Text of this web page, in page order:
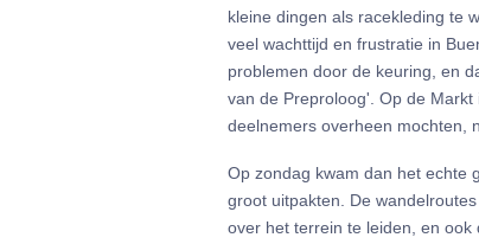
kleine dingen als racekleding te
veel wachttijd en frustratie in
problemen door de keuring, en
van de Preproloog'. Op de
deelnemers overheen mochten,
Op zondag kwam dan het echte
groot uitpakten. De
over het terrein te leiden, en